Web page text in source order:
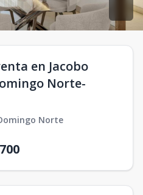
en Jacobo
Norte-
Norte